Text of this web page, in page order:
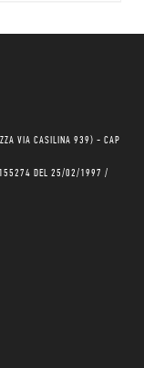
VIA CASILINA 939) - CAP
DEL 25/02/1997 /